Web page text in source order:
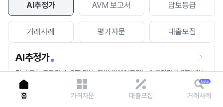
AI추정가 AVM 보고서 담보등급
거래사례 평가자문 대출모집
AI추정가
전국 모든 토지건물, 집합건물, 매월 업데이트되는 AI추정가를 경험해보
세요.
홈 가격자문 대출모집 거래사례